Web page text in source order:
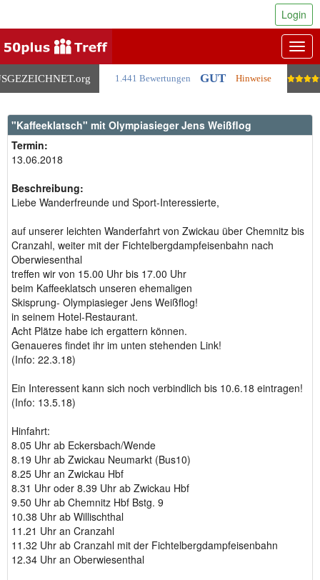
.org 1.441 Bewertungen GUT Hinweise
Login
"Kaffeeklatsch" mit Olympiasieger Jens Weißflog
Termin:
13.06.2018
Beschreibung:
Liebe Wanderfreunde und Sport-Interessierte,
auf unserer leichten Wanderfahrt von Zwickau über Chemnitz bis
Cranzahl, weiter mit der Fichtelbergdampfeisenbahn nach
Oberwiesenthal
treffen wir von 15.00 Uhr bis 17.00 Uhr
beim Kaffeeklatsch unseren ehemaligen
Skisprung- Olympiasieger Jens Weißflog!
in seinem Hotel-Restaurant.
Acht Plätze habe ich ergattern können.
Genaueres findet ihr im unten stehenden Link!
(Info: 22.3.18)
Ein Interessent kann sich noch verbindlich bis 10.6.18 eintragen!
(Info: 13.5.18)
Hinfahrt:
8.05 Uhr ab Eckersbach/Wende
8.19 Uhr ab Zwickau Neumarkt (Bus10)
8.25 Uhr an Zwickau Hbf
8.31 Uhr oder 8.39 Uhr ab Zwickau Hbf
9.50 Uhr ab Chemnitz Hbf Bstg. 9
10.38 Uhr ab Willischthal
11.21 Uhr an Cranzahl
11.32 Uhr ab Cranzahl mit der Fichtelbergdampfeisenbahn
12.34 Uhr an Oberwiesenthal